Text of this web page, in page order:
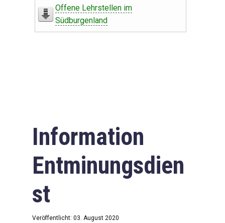
Offene Lehrstellen im
Südburgenland
Information
Entminungsdien
st
Veröffentlicht: 03. August 2020